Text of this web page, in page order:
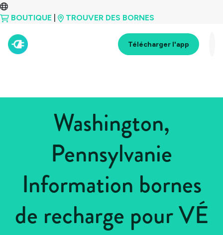
BOUTIQUE TROUVER DES BORNES
Télécharger l'app
Washington,
Pennsylvanie
Information bornes
de recharge pour VÉ
États-Unis > Pennsylvanie